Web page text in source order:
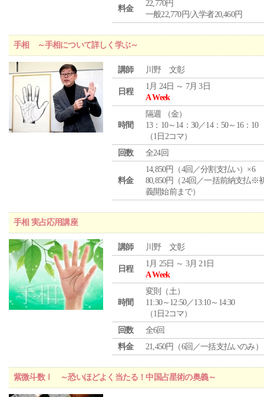
料金
22,770円
一般22,770円/入学者20,460円
手相 ～手相について詳しく学ぶ～
講師 川野 文彰
日程
1月 24日 ～ 7月 3日
A Week
時間
隔週 （金）
13：10～14：30／14：50～16：10
（1日2コマ）
回数
全24回
料金
14,850円（4回／分割支払い）×6
80,850円（24回／一括前納支払※
義開始前まで）
手相 実占応用講座
講師 川野 文彰
日程
1月 25日 ～ 3月 21日
A Week
時間
変則（土）
11:30～12:50／13:10～14:30
（1日2コマ）
回数
全6回
料金
21,450円（6回／一括支払いのみ）
紫微斗数Ⅰ ～恐いほどよく当たる！中国占星術の奥義～